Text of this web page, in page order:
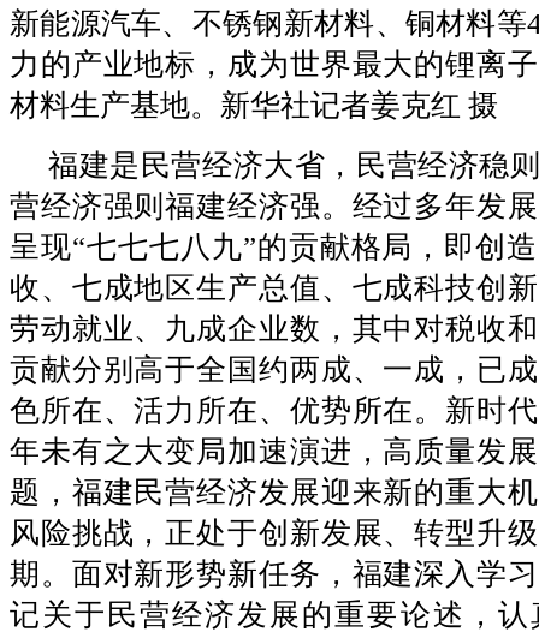
新能源汽车、不锈钢新材料、铜材料等
力的产业地标，成为世界最大的锂离
材料生产基地。新华社记者姜克红 摄
福建是民营经济大省，民营经济稳
营经济强则福建经济强。经过多年发
呈现“七七七八九”的贡献格局，即创
收、七成地区生产总值、七成科技创
劳动就业、九成企业数，其中对税收
贡献分别高于全国约两成、一成，已
色所在、活力所在、优势所在。新时
年未有之大变局加速演进，高质量发
题，福建民营经济发展迎来新的重大
风险挑战，正处于创新发展、转型升
期。面对新形势新任务，福建深入学
记关于民营经济发展的重要论述，